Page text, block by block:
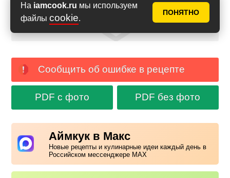
На iamcook.ru мы используем
файлы cookie.
ПОНЯТНО
Сообщить об ошибке в рецепте
PDF с фото PDF без фото
Аймкук в Макс
Новые рецепты и кулинарные идеи каждый день в
Российском мессенджере MAX